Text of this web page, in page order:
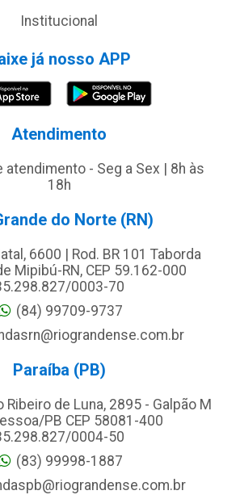
Institucional
já nosso APP
Atendimento
atendimento - Seg a Sex | 8h às
18h
do Norte (RN)
6600 | Rod. BR 101 Taborda
Mipibú-RN, CEP 59.162-000
0003-70
(84) 99709-9737
Paraíba (PB)
Ribeiro de Luna, 2895 - Galpão M
PB CEP 58081-400
0004-50
(83) 99998-1887